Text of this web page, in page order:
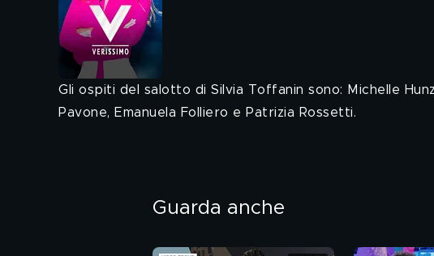
Gli ospiti del salotto di Silvia Toffanin sono: Michelle
Pavone, Emanuela Folliero e Patrizia Rossetti.
Guarda anche